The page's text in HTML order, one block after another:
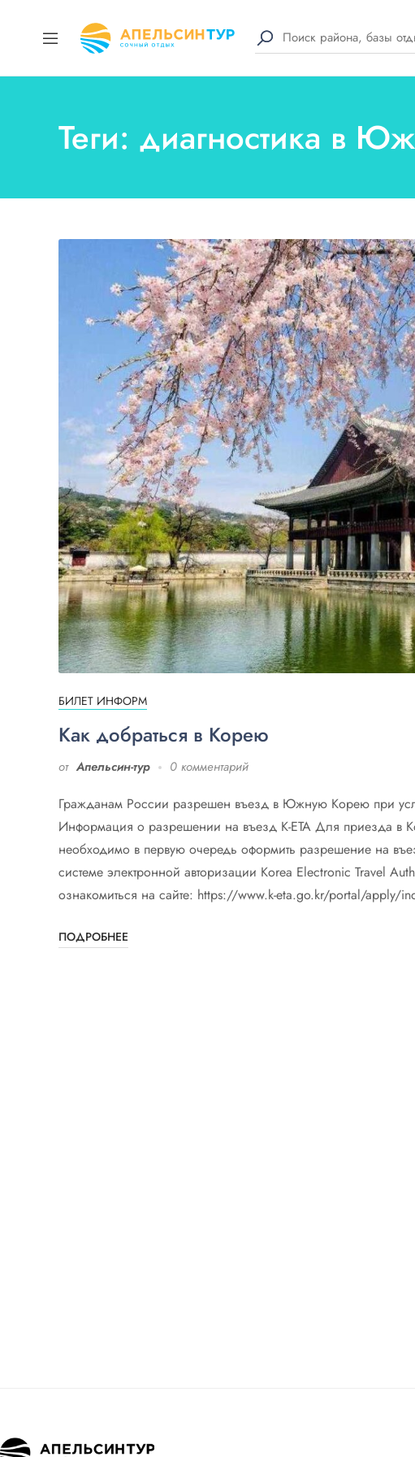
Теги: диагностика в
БИЛЕТ ИНФОРМ
Как добраться в Корею
от Апельсин-тур 0 комментарий
Гражданам России разрешен въезд в Южную Корею при
Информация о разрешении на въезд K-ETA Для приезда в
необходимо в первую очередь оформить разрешение на
системе электронной авторизации Korea Electronic Travel
ознакомиться на сайте: https://www.k-eta.go.kr/portal/
ПОДРОБНЕЕ